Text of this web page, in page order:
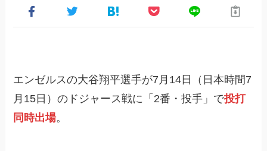
エンゼルスの大谷翔平選手が7月14日（日本時間7
月15日）のドジャース戦に「2番・投手」で投打
同時出場。